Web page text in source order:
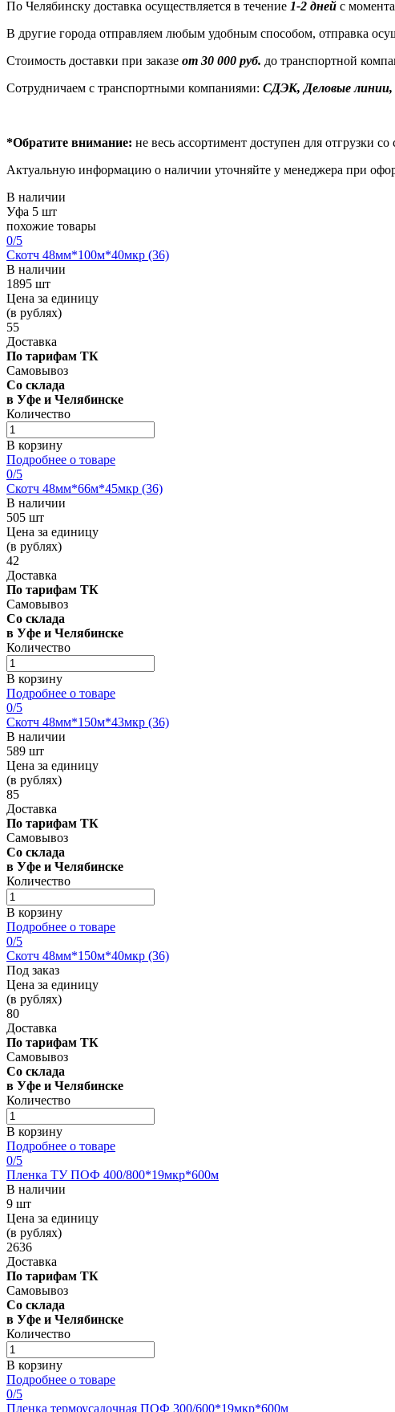
По Челябинску доставка осуществляется в течение 1-2 дней с
В другие города отправляем любым удобным способом, отправка
Стоимость доставки при заказе от 30 000 руб. до транспортной
Сотрудничаем с транспортными компаниями: СДЭК, Деловые линии,
*Обратите внимание: не весь ассортимент доступен для отгрузки со
Актуальную информацию о наличии уточняйте у менеджера при
В наличии
Уфа 5 шт
похожие товары
0/5
Скотч 48мм*100м*40мкр (36)
В наличии
1895 шт
Цена за единицу
(в рублях)
55
Доставка
По тарифам ТК
Самовывоз
Со склада
в Уфе и Челябинске
Количество
В корзину
Подробнее о товаре
0/5
Скотч 48мм*66м*45мкр (36)
В наличии
505 шт
Цена за единицу
(в рублях)
42
Доставка
По тарифам ТК
Самовывоз
Со склада
в Уфе и Челябинске
Количество
В корзину
Подробнее о товаре
0/5
Скотч 48мм*150м*43мкр (36)
В наличии
589 шт
Цена за единицу
(в рублях)
85
Доставка
По тарифам ТК
Самовывоз
Со склада
в Уфе и Челябинске
Количество
В корзину
Подробнее о товаре
0/5
Скотч 48мм*150м*40мкр (36)
Под заказ
Цена за единицу
(в рублях)
80
Доставка
По тарифам ТК
Самовывоз
Со склада
в Уфе и Челябинске
Количество
В корзину
Подробнее о товаре
0/5
Пленка ТУ ПОФ 400/800*19мкр*600м
В наличии
9 шт
Цена за единицу
(в рублях)
2636
Доставка
По тарифам ТК
Самовывоз
Со склада
в Уфе и Челябинске
Количество
В корзину
Подробнее о товаре
0/5
Пленка термоусадочная ПОФ 300/600*19мкр*600м